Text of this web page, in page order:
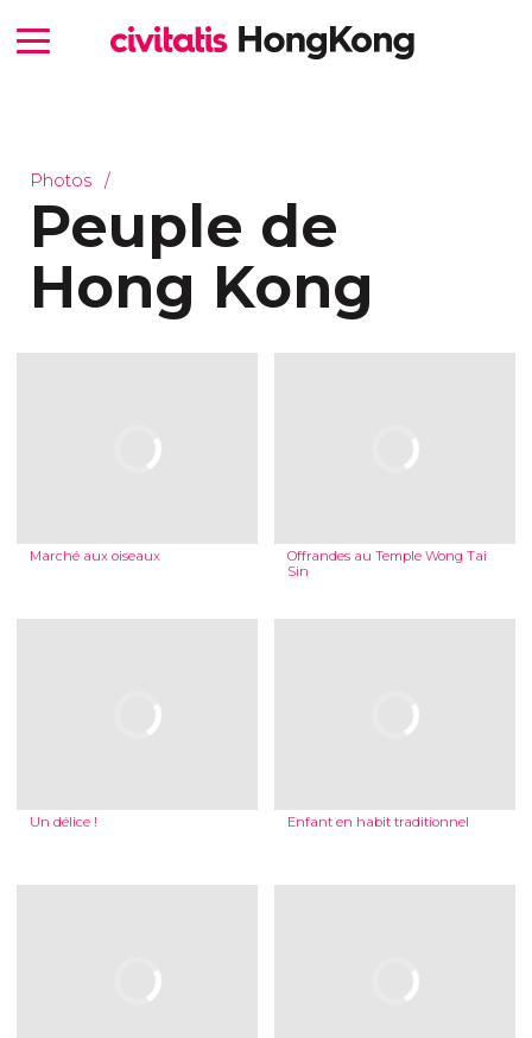
Photos
Peuple de
Hong Kong
Marché aux oiseaux
Offrandes au Temple Wong Tai
Sin
Un délice ! Enfant en habit traditionnel